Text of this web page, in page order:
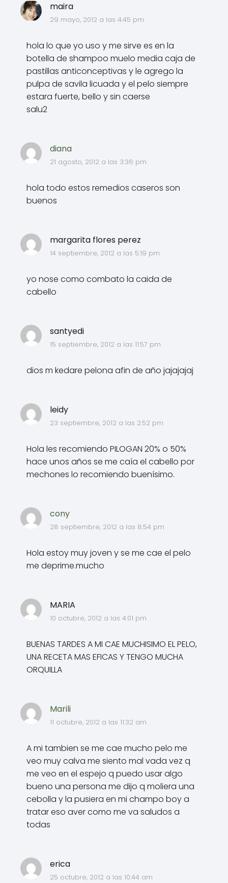
maira
29 mayo, 2012 a las 4:45 pm
hola lo que yo uso y me sirve es en la
botella de shampoo muelo media caja de
pastillas anticonceptivas y le agrego la
pulpa de savila licuada y el pelo siempre
estara fuerte, bello y sin caerse
salu2
diana
21 agosto, 2012 a las 3:36 pm
hola todo estos remedios caseros son
buenos
margarita flores perez
14 septiembre, 2012 a las 5:19 pm
yo nose como combato la caida de
cabello
santyedi
15 septiembre, 2012 a las 11:57 pm
dios m kedare pelona afin de año jajajajaj
leidy
23 septiembre, 2012 a las 2:52 pm
Hola les recomiendo PILOGAN 20% o 50%
hace unos años se me caía el cabello por
mechones lo recomiendo buenísimo.
cony
28 septiembre, 2012 a las 8:54 pm
Hola estoy muy joven y se me cae el pelo
me deprime.mucho
MARIA
10 octubre, 2012 a las 4:01 pm
BUENAS TARDES A MI CAE MUCHISIMO EL PELO,
UNA RECETA MAS EFICAS Y TENGO MUCHA
ORQUILLA
Marili
11 octubre, 2012 a las 11:32 am
A mi tambien se me cae mucho pelo me
veo muy calva me siento mal vada vez q
me veo en el espejo q puedo usar algo
bueno una persona me dijo q moliera una
cebolla y la pusiera en mi champo boy a
tratar eso aver como me va saludos a
todas
erica
25 octubre, 2012 a las 10:44 am